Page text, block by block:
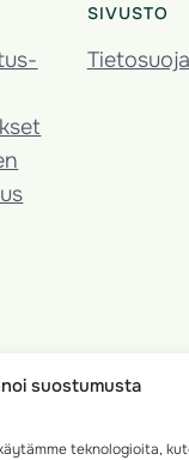
suostumusta
teknologioita,
SIVUSTO
Tietosuoja